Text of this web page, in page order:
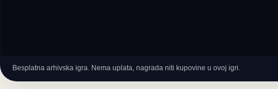
Besplatna arhivska igra. Nema uplata, nagrada niti kupovine u ovoj igri.